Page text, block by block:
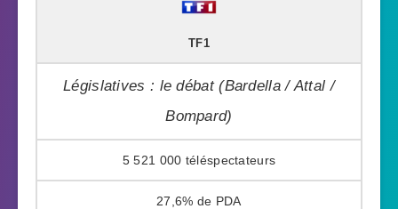
TF1
Législatives : le débat (Bardella / Attal /
Bompard)
5 521 000
27,6%